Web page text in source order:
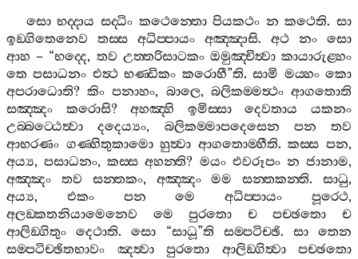
සො භද‍්දාය සද‍්ධිං කථෙන‍්තො පියකථං න කථෙති. සා
ඉඞ‍්ගිතෙනෙව
තස‍්ස අධිප‍්පායං අඤ‍්ඤාසි. අථ නං
සො
ආහ – “භද‍්දෙ, තව උත‍්තරිසාටකං ඔමුඤ‍්චිත්‍වා කායාරුළ‍්හං
තෙ පසාධනං එත්‍ථ භණ‍්ඩිකං කරොහී”ති.සාමි මය‍්හං කො
අපරාධොති?කිං පනාහං, බාලෙ, බලිකම‍්මත්‍ථං ආගතොති
සඤ‍්ඤං
කරොසි?අහඤ‍්හි ඉමිස‍්සා දෙවතාය
යකනං
උබ‍්බට‍්ඨෙත්‍වා
දදෙය්‍යං, බලිකම‍්මාපදෙසෙන පන
තව
ආභරණං ගණ‍්හිතුකාමො හුත්‍වා ආගතොම‍්හීති.කස‍්ස පන,
අය්‍ය,පසාධනං,කස‍්ස අහන‍්ති? මයං එවරූපං න ජානාම,
අඤ‍්ඤං
තව සන‍්තකං, අඤ‍්ඤං මම සන‍්තකන‍්ති.සාධු,
අය්‍ය, එකං පන මෙ අධිප‍්පායං පූරෙථ,
අලඞ‍්කතනියාමෙනෙව
මෙ පුරතො ච පච‍්ඡතො
ච
ආලිඞ‍්ගිතුං
දෙථාති.සො “සාධූ”ති සම‍්පටිච‍්ඡි. සා
තෙන
සම‍්පටිච‍්ඡිතභාවං
ඤත්‍වා පුරතො ආලිඞ‍්ගිත්‍වා
පච‍්ඡතො